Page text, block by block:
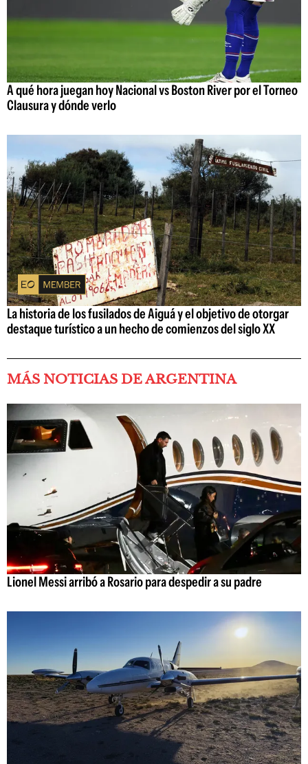
A qué hora juegan hoy Nacional vs Boston River por el Torneo
Clausura y dónde verlo
La historia de los fusilados de Aiguá y el objetivo de otorgar
destaque turístico a un hecho de comienzos del siglo XX
MÁS NOTICIAS DE ARGENTINA
Lionel Messi arribó a Rosario para despedir a su padre